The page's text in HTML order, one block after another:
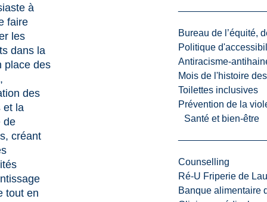
Bureau de l’équité,
Politique
Antiracisme-
Mois de l'histoire
Toilettes inclusives
Prévention de la
Santé et bien-être
Counselling
Ré-U Friperie de
Banque alimentaire
à
faire
les
dans la
place des
des
et la
de
créant
tout en